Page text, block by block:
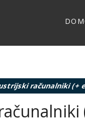
računalniki (+